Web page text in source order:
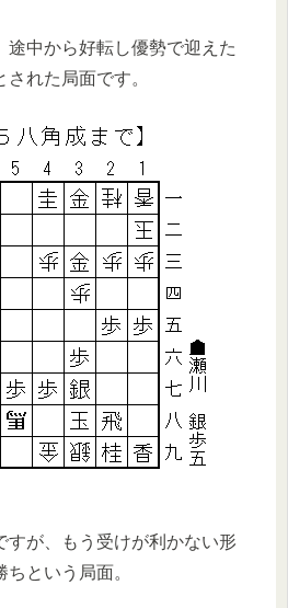
途中から好転し優勢で迎えた
れた局面です。
すが、もう受けが利かない形
という局面。